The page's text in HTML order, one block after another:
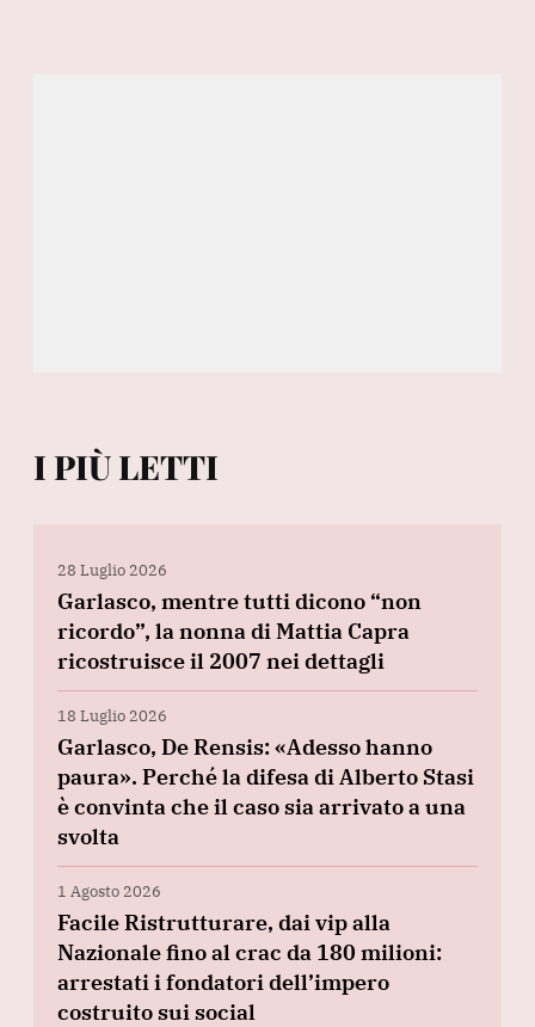
I PIÙ LETTI
28 Luglio 2026
Garlasco, mentre tutti dicono “non
ricordo”, la nonna di Mattia Capra
ricostruisce il 2007 nei dettagli
18 Luglio 2026
Garlasco, De Rensis: «Adesso hanno
paura». Perché la difesa di Alberto Stasi
è convinta che il caso sia arrivato a una
svolta
1 Agosto 2026
Facile Ristrutturare, dai vip alla
Nazionale fino al crac da 180 milioni:
arrestati i fondatori dell’impero
costruito sui social